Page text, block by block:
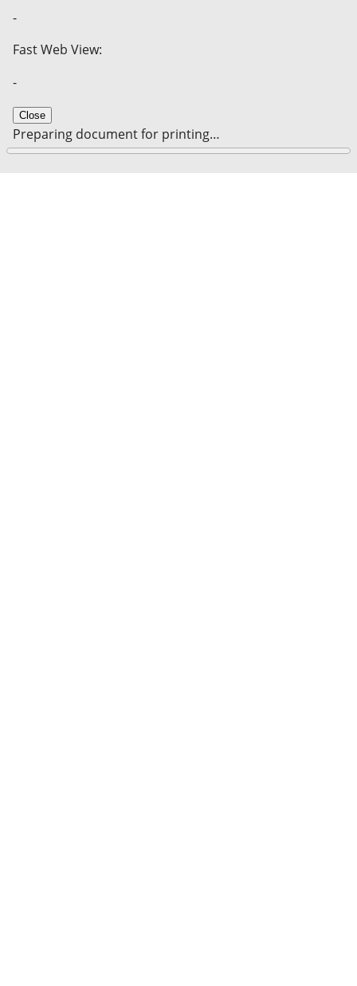
-
Fast Web View:
-
Close
Preparing document for printing…